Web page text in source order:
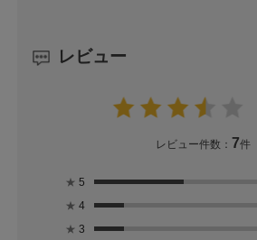
レビュー
レビュー件数： 7件
★ 5
★ 4
★ 3